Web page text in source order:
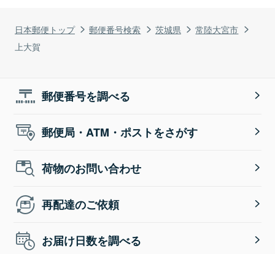
日本郵便トップ 郵便番号検索 茨城県
常陸大宮市
上大賀
郵便番号を調べる
郵便局・ATM・ポストをさがす
荷物のお問い合わせ
再配達のご依頼
お届け日数を調べる